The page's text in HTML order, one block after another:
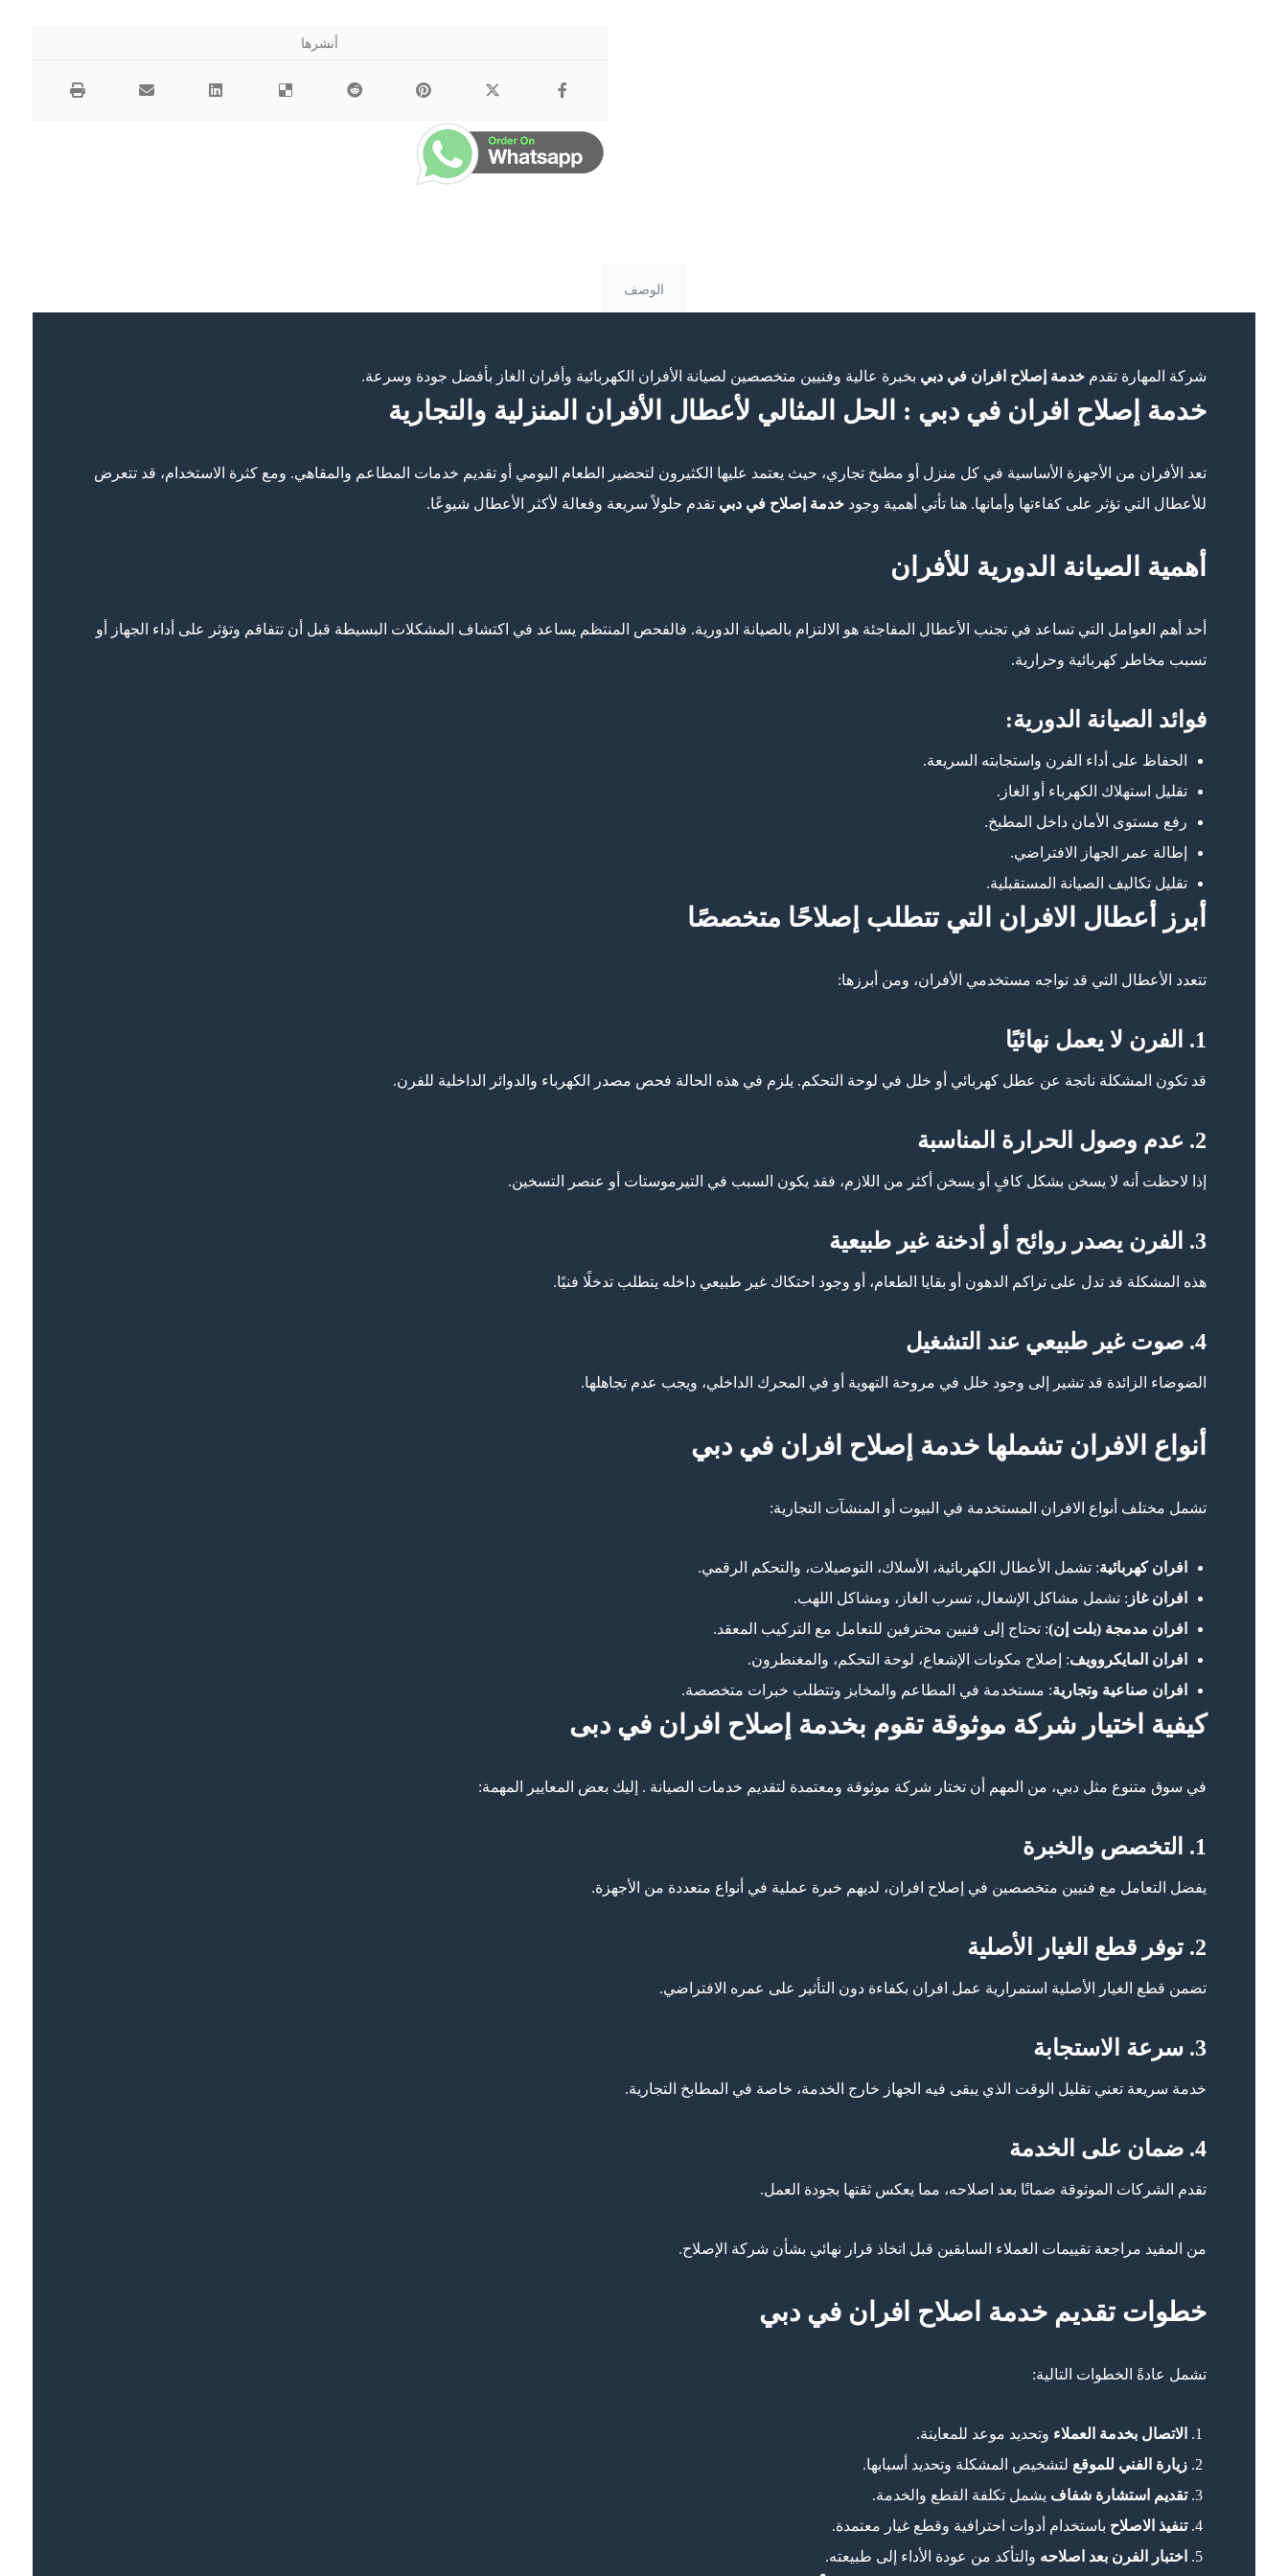
الوصف
شركة المهارة تقدم خدمة إصلاح افران في دبي بخبرة عالية وفنيين متخصصين لصيانة الأفران الكهربائية وأفران الغاز بأفضل جودة وسرعة.
خدمة إصلاح افران في دبي : الحل المثالي لأعطال الأفران المنزلية والتجارية
تعد الأفران من الأجهزة الأساسية في كل منزل أو مطبخ تجاري، حيث يعتمد عليها الكثيرون لتحضير الطعام اليومي أو تقديم خدمات المطاعم والمقاهي. ومع كثرة الاستخدام، قد تتعرض
للأعطال التي تؤثر على كفاءتها وأمانها. هنا تأتي أهمية وجود خدمة إصلاح في دبي تقدم حلولاً سريعة وفعالة لأكثر الأعطال شيوعًا.
أهمية الصيانة الدورية للأفران
أحد أهم العوامل التي تساعد في تجنب الأعطال المفاجئة هو الالتزام بالصيانة الدورية. فالفحص المنتظم يساعد في اكتشاف المشكلات البسيطة قبل أن تتفاقم وتؤثر على أداء الجهاز أو
تسبب مخاطر كهربائية وحرارية.
فوائد الصيانة الدورية:
الحفاظ على أداء الفرن واستجابته السريعة.
تقليل استهلاك الكهرباء أو الغاز.
رفع مستوى الأمان داخل المطبخ.
إطالة عمر الجهاز الافتراضي.
تقليل تكاليف الصيانة المستقبلية.
أبرز أعطال الافران التي تتطلب إصلاحًا متخصصًا
تتعدد الأعطال التي قد تواجه مستخدمي الأفران، ومن أبرزها:
1. الفرن لا يعمل نهائيًا
قد تكون المشكلة ناتجة عن عطل كهربائي أو خلل في لوحة التحكم. يلزم في هذه الحالة فحص مصدر الكهرباء والدوائر الداخلية للفرن.
2. عدم وصول الحرارة المناسبة
إذا لاحظت أنه لا يسخن بشكل كافٍ أو يسخن أكثر من اللازم، فقد يكون السبب في التيرموستات أو عنصر التسخين.
3. الفرن يصدر روائح أو أدخنة غير طبيعية
هذه المشكلة قد تدل على تراكم الدهون أو بقايا الطعام، أو وجود احتكاك غير طبيعي داخله يتطلب تدخلًا فنيًا.
4. صوت غير طبيعي عند التشغيل
الضوضاء الزائدة قد تشير إلى وجود خلل في مروحة التهوية أو في المحرك الداخلي، ويجب عدم تجاهلها.
أنواع الافران تشملها خدمة إصلاح افران في دبي
تشمل مختلف أنواع الافران المستخدمة في البيوت أو المنشآت التجارية:
افران كهربائية: تشمل الأعطال الكهربائية، الأسلاك، التوصيلات، والتحكم الرقمي.
افران غاز : تشمل مشاكل الإشعال، تسرب الغاز، ومشاكل اللهب.
افران مدمجة (بلت إن): تحتاج إلى فنيين محترفين للتعامل مع التركيب المعقد.
افران المايكروويف: إصلاح مكونات الإشعاع، لوحة التحكم، والمغنطرون.
افران صناعية وتجارية: مستخدمة في المطاعم والمخابز وتتطلب خبرات متخصصة.
كيفية اختيار شركة موثوقة تقوم بخدمة إصلاح افران في دبى
في سوق متنوع مثل دبي، من المهم أن تختار شركة موثوقة ومعتمدة لتقديم خدمات الصيانة . إليك بعض المعايير المهمة:
1. التخصص والخبرة
يفضل التعامل مع فنيين متخصصين في إصلاح افران، لديهم خبرة عملية في أنواع متعددة من الأجهزة.
2. توفر قطع الغيار الأصلية
تضمن قطع الغيار الأصلية استمرارية عمل افران بكفاءة دون التأثير على عمره الافتراضي.
3. سرعة الاستجابة
خدمة سريعة تعني تقليل الوقت الذي يبقى فيه الجهاز خارج الخدمة، خاصة في المطابخ التجارية.
4. ضمان على الخدمة
تقدم الشركات الموثوقة ضمانًا بعد اصلاحه، مما يعكس ثقتها بجودة العمل.
من المفيد مراجعة تقييمات العملاء السابقين قبل اتخاذ قرار نهائي بشأن شركة الإصلاح.
خطوات تقديم خدمة اصلاح افران في دبي
تشمل عادةً الخطوات التالية:
الاتصال بخدمة العملاء وتحديد موعد للمعاينة.
زيارة الفني للموقع لتشخيص المشكلة وتحديد أسبابها.
تقديم استشارة شفاف يشمل تكلفة القطع والخدمة.
تنفيذ الاصلاح باستخدام أدوات احترافية وقطع غيار معتمدة.
اختبار الفرن بعد اصلاحه والتأكد من عودة الأداء إلى طبيعته.